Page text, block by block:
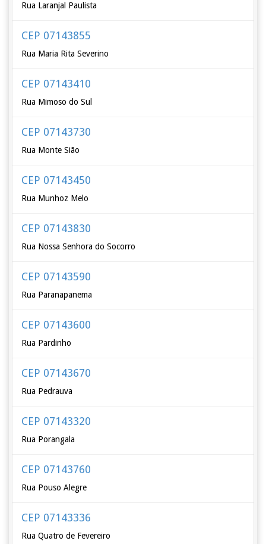
Rua Laranjal Paulista
CEP 07143855
Rua Maria Rita Severino
CEP 07143410
Rua Mimoso do Sul
CEP 07143730
Rua Monte Sião
CEP 07143450
Rua Munhoz Melo
CEP 07143830
Rua Nossa Senhora do Socorro
CEP 07143590
Rua Paranapanema
CEP 07143600
Rua Pardinho
CEP 07143670
Rua Pedrauva
CEP 07143320
Rua Porangala
CEP 07143760
Rua Pouso Alegre
CEP 07143336
Rua Quatro de Fevereiro